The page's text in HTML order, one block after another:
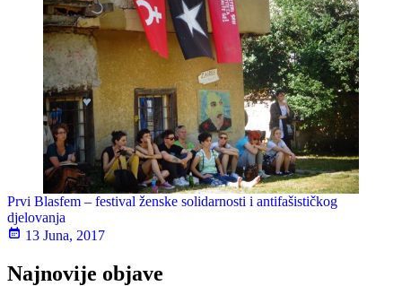
Prvi Blasfem – festival ženske solidarnosti i antifašističkog
djelovanja
13 Juna, 2017
Najnovije objave